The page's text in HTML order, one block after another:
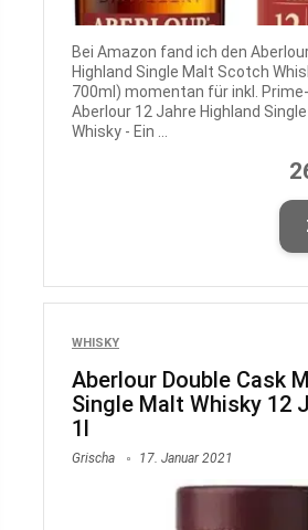
Bei Amazon fand ich den
Highland Single Malt Scotch
700ml) momentan für inkl. Prime-
Aberlour 12 Jahre Highland
Whisky - Ein ...
WHISKY
Aberlour Double Cask
Single Malt Whisky 12
1l
Grischa 17. Januar 2021